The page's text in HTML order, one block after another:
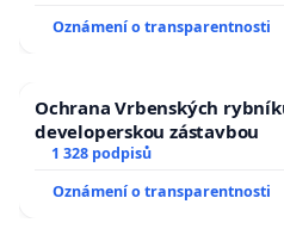
Oznámení o transparentnosti
Ochrana Vrbenských
developerskou zástavbou
1 328 podpisů
Oznámení o transparentnosti